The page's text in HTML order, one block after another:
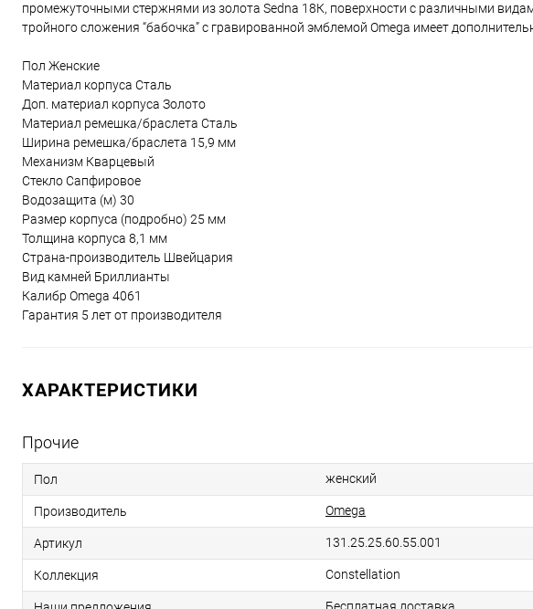
промежуточными стержнями из золота Sedna 18К, поверхности с различными
тройного сложения “бабочка” с гравированной эмблемой Omega имеет
Пол Женские
Материал корпуса Сталь
Доп. материал корпуса Золото
Материал ремешка/браслета Сталь
Ширина ремешка/браслета 15,9 мм
Механизм Кварцевый
Стекло Сапфировое
Водозащита (м) 30
Размер корпуса (подробно) 25 мм
Толщина корпуса 8,1 мм
Страна-производитель Швейцария
Вид камней Бриллианты
Калибр Omega 4061
Гарантия 5 лет от производителя
ХАРАКТЕРИСТИКИ
Прочие
Пол женский
Производитель Omega
Артикул 131.25.25.60.55.001
Коллекция Constellation